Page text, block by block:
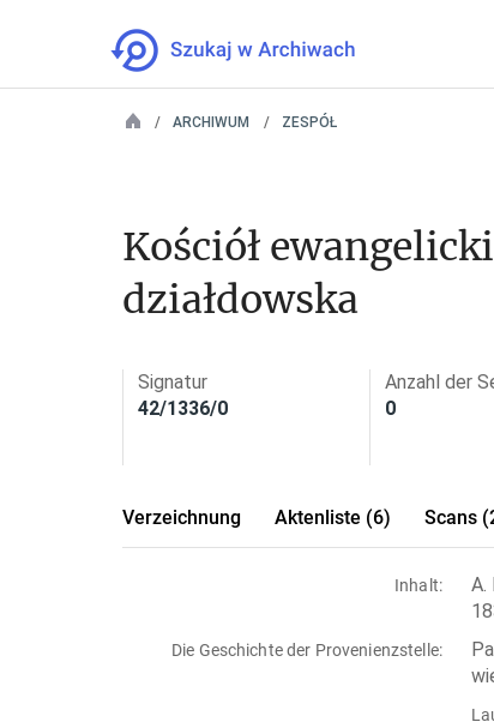
ARCHIWUM ZESPÓŁ
Kościół
działdowska
Signatur
42/1336/0
Anzahl der
0
Verzeichnung Aktenliste (6) Scans
Inhalt:
A.
Die Geschichte der Provenienzstelle: